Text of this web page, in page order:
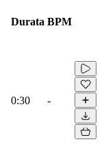
Durata BPM
0:30 -